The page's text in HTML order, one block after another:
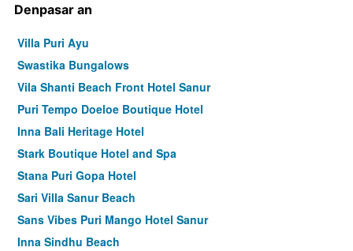
Denpasar an
Villa Puri Ayu
Swastika Bungalows
Vila Shanti Beach Front Hotel Sanur
Puri Tempo Doeloe Boutique Hotel
Inna Bali Heritage Hotel
Stark Boutique Hotel and Spa
Stana Puri Gopa Hotel
Sari Villa Sanur Beach
Sans Vibes Puri Mango Hotel Sanur
Inna Sindhu Beach